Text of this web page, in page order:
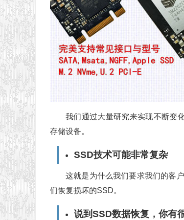
我们通过大量研究来实现不断变
存储设备。
SSD技术可能非常复杂
这就是为什么我们要求我们的客
们恢复损坏的SSD。
说到SSD数据恢复，你有